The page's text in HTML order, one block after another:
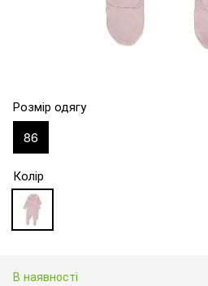
Розмір одягу
86
Колір
В наявності